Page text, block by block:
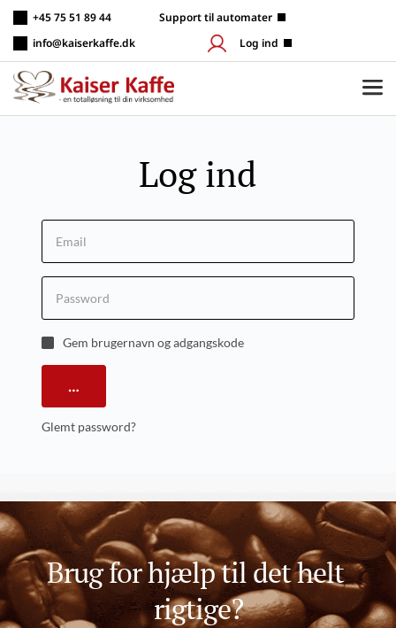
indhold
+45 75 51 89 44
info@kaiserkaffe.dk
Support til automater
Log ind
Log ind
Gem brugernavn og adgangskode
Login
Glemt password?
Brug for hjælp til det helt
rigtige?